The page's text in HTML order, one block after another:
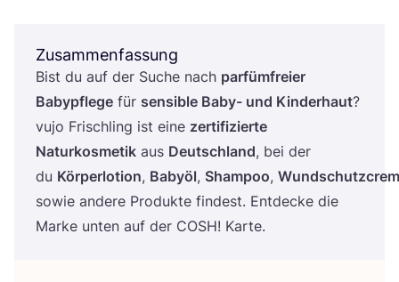
Zusammenfassung
Bist du auf der Suche nach par­füm­frei­er
Baby­pfle­ge für sen­si­ble Baby- und Kin­der­haut?
vujo Frisch­ling ist eine zer­ti­fi­zier­te
Natur­kos­me­tik aus Deutsch­land, bei der
du Kör­per­lo­tion, Baby­öl, Sham­poo,
sowie ande­re Pro­duk­te fin­dest. Ent­de­cke die
Mar­ke unten auf der COSH! Karte.